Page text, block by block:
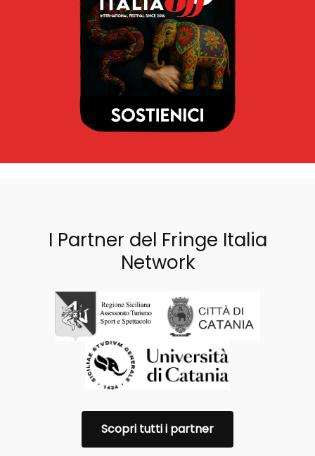
I Partner del Fringe Italia
Network
Scopri tutti i partner